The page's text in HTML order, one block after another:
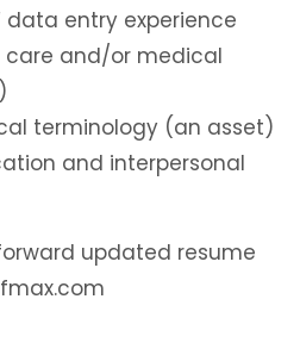
data entry experience
care and/or medical
terminology (an asset)
and interpersonal
updated resume